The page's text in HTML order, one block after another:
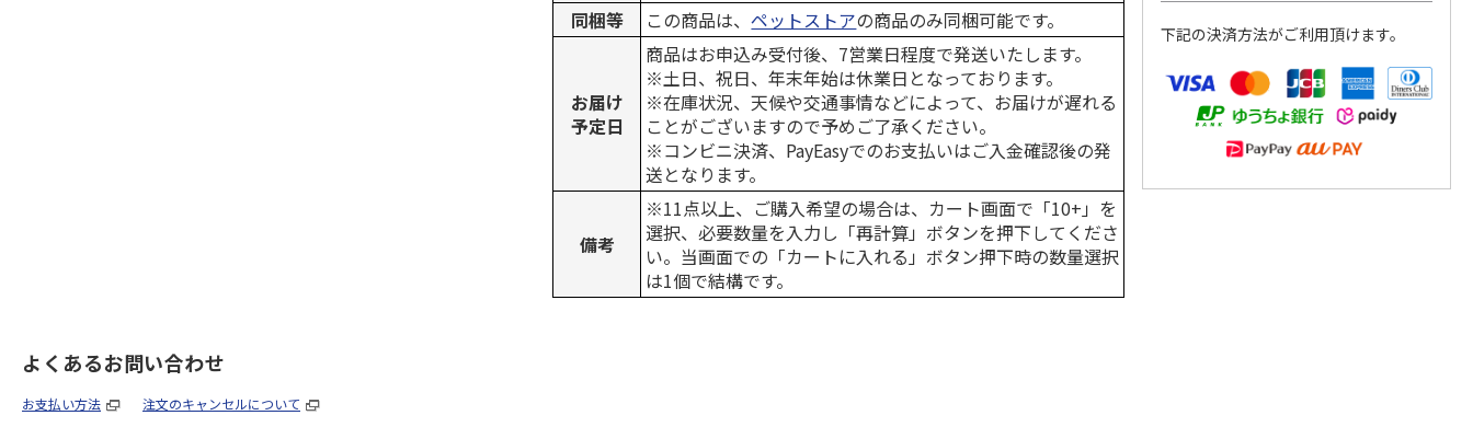
同梱等
この商品は、ペットストアの商品のみ同梱可能です。
お届け
予定日
商品はお申込み受付後、7営業日程度で発送いたします。
※土日、祝日、年末年始は休業日となっております。
※在庫状況、天候や交通事情などによって、お届けが遅れる
ことがございますので予めご了承ください。
※コンビニ決済、PayEasyでのお支払いはご入金確認後の発
送となります。
備考
※11点以上、ご購入希望の場合は、カート画面で「10+」を
選択、必要数量を入力し「再計算」ボタンを押下してくださ
い。当画面での「カートに入れる」ボタン押下時の数量選択
は1個で結構です。
下記の決済方法がご利用頂けます。
よくあるお問い合わせ
お支払い方法 注文のキャンセルについて